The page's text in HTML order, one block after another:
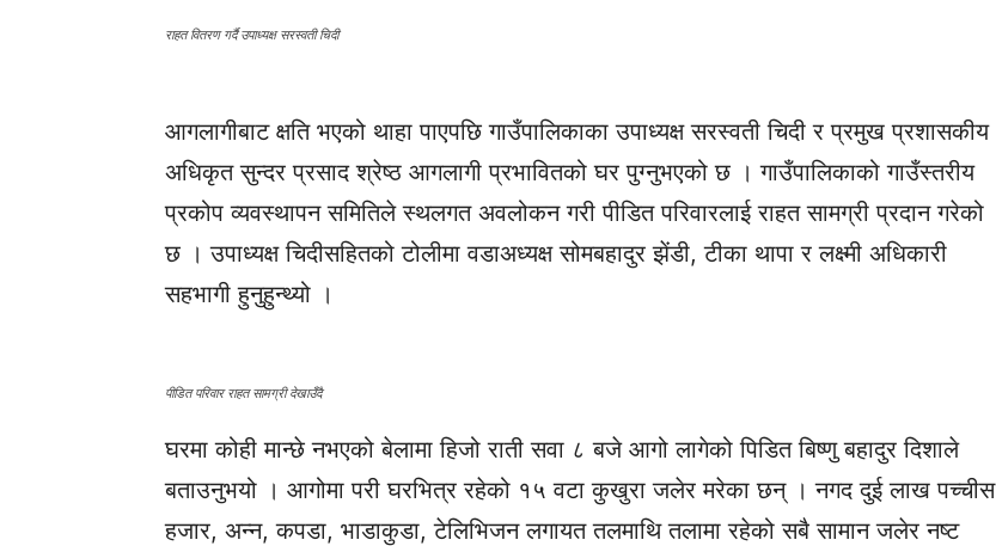
राहत वितरण गर्दै उपाध्यक्ष सरस्वती चिदी
आगलागीबाट क्षति भएको थाहा पाएपछि गाउँपालिकाका उपाध्यक्ष सरस्वती चिदी र प्रमुख प्रशासकीय
अधिकृत सुन्दर प्रसाद श्रेष्ठ आगलागी प्रभावितको घर पुग्नुभएको छ । गाउँपालिकाको गाउँस्तरीय
प्रकोप व्यवस्थापन समितिले स्थलगत अवलोकन गरी पीडित परिवारलाई राहत सामग्री प्रदान गरेको
छ । उपाध्यक्ष चिदीसहितको टोलीमा वडाअध्यक्ष सोमबहादुर झेंडी, टीका थापा र लक्ष्मी अधिकारी
सहभागी हुनुहुन्थ्यो ।
पीडित परिवार राहत सामग्री देखाउँदै
घरमा कोही मान्छे नभएको बेलामा हिजो राती सवा ८ बजे आगो लागेको पिडित बिष्णु बहादुर दिशाले
बताउनुभयो । आगोमा परी घरभित्र रहेको १५ वटा कुखुरा जलेर मरेका छन् । नगद दुई लाख पच्चीस
हजार, अन्न, कपडा, भाडाकुडा, टेलिभिजन लगायत तलमाथि तलामा रहेको सबै सामान जलेर नष्ट